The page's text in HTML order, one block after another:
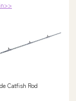
Catfish Rod